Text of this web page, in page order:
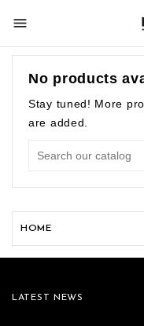

No products
Stay tuned! More
are added.
HOME
LATEST NEWS